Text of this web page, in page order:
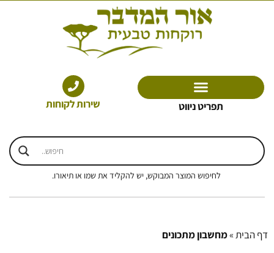
תפריט ניווט שירות לקוחות
לחיפוש המוצר המבוקש, יש להקליד את שמו או תיאורו.
דף הבית»מחשבון מתכונים